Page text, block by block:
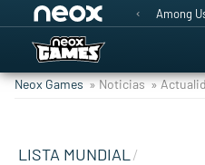
Among
Neox Games » Noticias »
LISTA MUNDIAL